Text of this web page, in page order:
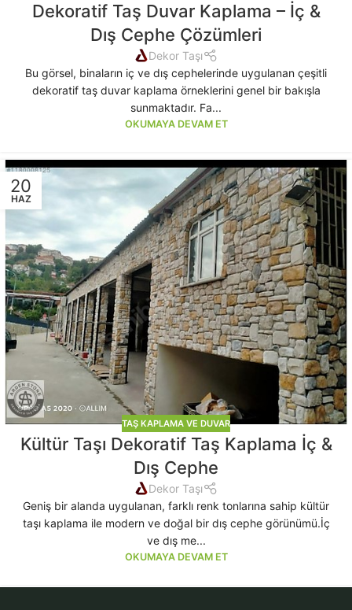
Dekoratif Taş Duvar Kaplama – İç &
Dış Cephe Çözümleri
Dekor Taşı
Bu görsel, binaların iç ve dış cephelerinde uygulanan çeşitli
dekoratif taş duvar kaplama örneklerini genel bir bakışla
sunmaktadır. Fa...
OKUMAYA DEVAM ET
20
HAZ
TAŞ KAPLAMA VE DUVAR
Kültür Taşı Dekoratif Taş Kaplama İç &
Dış Cephe
Dekor Taşı
Geniş bir alanda uygulanan, farklı renk tonlarına sahip kültür
taşı kaplama ile modern ve doğal bir dış cephe görünümü.İç
ve dış me...
OKUMAYA DEVAM ET